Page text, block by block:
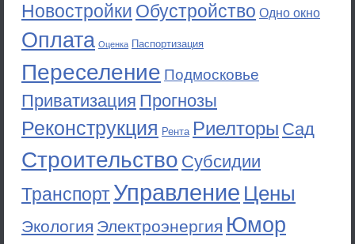
Новостройки Обустройство Одно окно
Оплата Оценка Паспортизация
Переселение Подмосковье
Приватизация Прогнозы
Реконструкция Рента Риелторы Сад
Строительство Субсидии
ТранспортУправление Цены
Экология Электроэнергия Юмор